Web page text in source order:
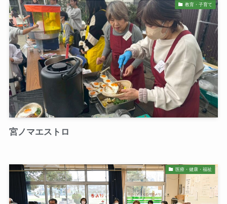
教育・子育て
宮ノマエストロ
医療・健康・福祉